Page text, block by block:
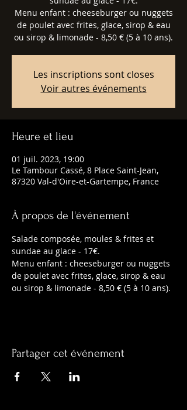
Menu enfant : cheeseburger ou nuggets
de poulet avec frites, glace, sirop & eau
ou sirop & limonade - 8,50 € (5 à 10 ans).
Les inscriptions sont closes
Voir autres événements
Heure et lieu
01 juil. 2023, 19:00
Le Tambour Cassé, 8 Place Saint-Jean,
87320 Val-d'Oire-et-Gartempe, France
À propos de l'événement
Salade composée, moules & frites et
sundae au glace - 17€.
Menu enfant : cheeseburger ou nuggets
de poulet avec frites, glace, sirop & eau
ou sirop & limonade - 8,50 € (5 à 10 ans).
Partager cet événement